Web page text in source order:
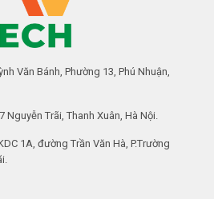
Văn Bánh, Phường 13, Phú Nhuận,
Nguyễn Trãi, Thanh Xuân, Hà Nội.
1A, đường Trần Văn Hà, P.Trường